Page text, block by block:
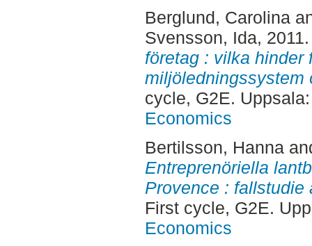
Berglund, Carolina
Svensson, Ida,
företag : vilka hinder
miljöledningssystem
cycle, G2E.
Economics
Bertilsson, Hanna
Entreprenöriella
Provence : fallstudie
First cycle, G2E.
Economics